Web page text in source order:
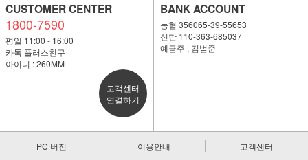
CUSTOMER CENTER
1800-7590
평일 11:00 - 16:00
카톡 플러스친구
아이디 : 260MM
고객센터
연결하기
BANK ACCOUNT
농협 356065-39-55653
신한 110-363-685037
예금주 : 김범준
PC 버전 이용안내 고객센터